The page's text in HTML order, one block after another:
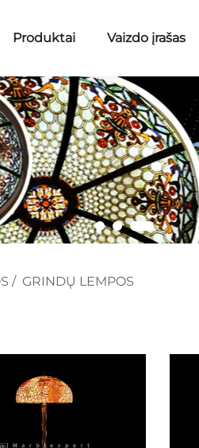
Produktai Vaizdo įrašas
/ GRINDŲ LEMPOS